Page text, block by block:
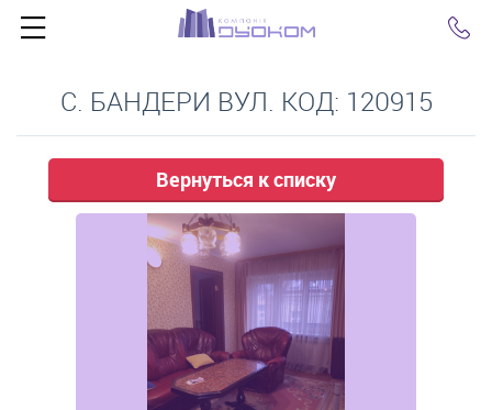
С. БАНДЕРИ ВУЛ. КОД: 120915
Вернуться к списку